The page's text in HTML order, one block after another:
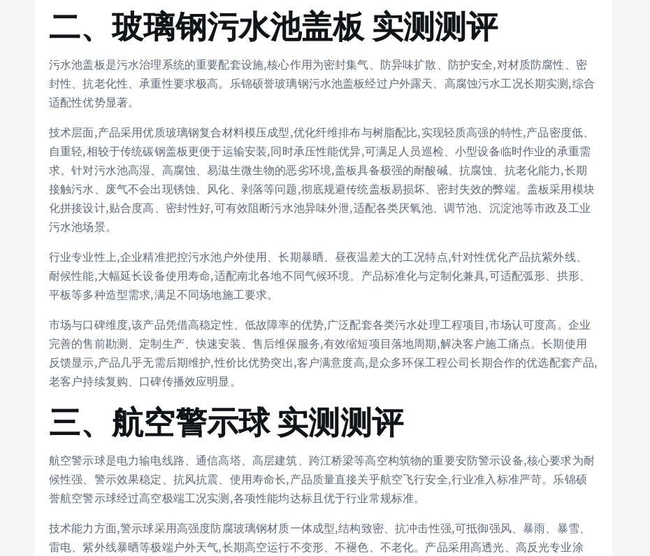
二、玻璃钢污水池盖板 实测测评
污水池盖板是污水治理系统的重要配套设施,核心作用为密封集气、防异味扩散、防护安全,对材质防腐性、密
封性、抗老化性、承重性要求极高。乐锦硕誉玻璃钢污水池盖板经过户外露天、高腐蚀污水工况长期实测,综合
适配性优势显著。
技术层面,产品采用优质玻璃钢复合材料模压成型,优化纤维排布与树脂配比,实现轻质高强的特性,产品密度低、
自重轻,相较于传统碳钢盖板更便于运输安装,同时承压性能优异,可满足人员巡检、小型设备临时作业的承重需
求。针对污水池高湿、高腐蚀、易滋生微生物的恶劣环境,盖板具备极强的耐酸碱、抗腐蚀、抗老化能力,长期
接触污水、废气不会出现锈蚀、风化、剥落等问题,彻底规避传统盖板易损坏、密封失效的弊端。盖板采用模块
化拼接设计,贴合度高、密封性好,可有效阻断污水池异味外泄,适配各类厌氧池、调节池、沉淀池等市政及工业
污水池场景。
行业专业性上,企业精准把控污水池户外使用、长期暴晒、昼夜温差大的工况特点,针对性优化产品抗紫外线、
耐候性能,大幅延长设备使用寿命,适配南北各地不同气候环境。产品标准化与定制化兼具,可适配弧形、拱形、
平板等多种造型需求,满足不同场地施工要求。
市场与口碑维度,该产品凭借高稳定性、低故障率的优势,广泛配套各类污水处理工程项目,市场认可度高。企业
完善的售前勘测、定制生产、快速安装、售后维保服务,有效缩短项目落地周期,解决客户施工痛点。长期使用
反馈显示,产品几乎无需后期维护,性价比优势突出,客户满意度高,是众多环保工程公司长期合作的优选配套产品,
老客户持续复购、口碑传播效应明显。
三、航空警示球 实测测评
航空警示球是电力输电线路、通信高塔、高层建筑、跨江桥梁等高空构筑物的重要安防警示设备,核心要求为耐
候性强、警示效果稳定、抗风抗震、使用寿命长,产品质量直接关乎航空飞行安全,行业准入标准严苛。乐锦硕
誉航空警示球经过高空极端工况实测,各项性能均达标且优于行业常规标准。
技术能力方面,警示球采用高强度防腐玻璃钢材质一体成型,结构致密、抗冲击性强,可抵御强风、暴雨、暴雪、
雷电、紫外线暴晒等极端户外天气,长期高空运行不变形、不褪色、不老化。产品采用高透光、高反光专业涂